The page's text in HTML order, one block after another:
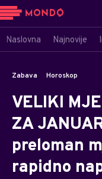
Naslovna Najnovije
Zabava Horoskop
VELIKI
ZA
preloman
rapidno